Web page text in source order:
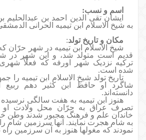
اسم و نسب:
ایشان تقی الدین احمد بن عبدالحلیم
به شیخ الاسلام ابن تیمیه الحرانی
مکان و تاریخ تولد:
شیخ الاسلام ابن تیمیه در شهر حرّان
قدیم است متولد شد، و این شهر در
ترکیه نزدیک شهر اورفه که فعلاً شهرى
شده است.
تاریخ تولد شیخ الاسلام ابن تیمیه را
دانسته‌اند.
هنوز ابن تیمیه به هفت سالگی نرسیده
تصرف عراق به حرّان محل ولادت او
خاندان علم و فرهنگ مجبور شدند وطن
به شام هجرت نمایند. آنها سرزمین شام
نمودند که مغولها هنوز به آن سرزمین راه